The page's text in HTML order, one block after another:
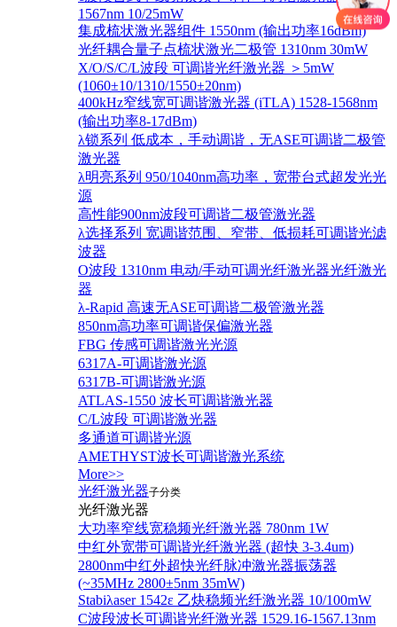
1567nm 10/25mW
集成梳状激光器组件 1550nm (输出功率16dBm)
光纤耦合量子点梳状激光二极管 1310nm 30mW
X/O/S/C/L波段 可调谐光纤激光器 ＞5mW
(1060±10/1310/1550±20nm)
400kHz窄线宽可调谐激光器 (iTLA) 1528-1568nm
(输出功率8-17dBm)
λ锁系列 低成本，手动调谐，无ASE可调谐二极管
激光器
λ明亮系列 950/1040nm高功率，宽带台式超发光光
源
高性能900nm波段可调谐二极管激光器
λ选择系列 宽调谐范围、窄带、低损耗可调谐光滤
波器
O波段 1310nm 电动/手动可调光纤激光器光纤激光
器
λ-Rapid 高速无ASE可调谐二极管激光器
850nm高功率可调谐保偏激光器
FBG 传感可调谐激光光源
6317A-可调谐激光源
6317B-可调谐激光源
ATLAS-1550 波长可调谐激光器
C/L波段 可调谐激光器
多通道可调谐光源
AMETHYST波长可调谐激光系统
More>>
光纤激光器子分类
光纤激光器
大功率窄线宽稳频光纤激光器 780nm 1W
中红外宽带可调谐光纤激光器 (超快 3-3.4um)
2800nm中红外超快光纤脉冲激光器振荡器
(~35MHz 2800±5nm 35mW)
Stabiλaser 1542ε 乙炔稳频光纤激光器 10/100mW
C波段波长可调谐光纤激光器 1529.16-1567.13nm